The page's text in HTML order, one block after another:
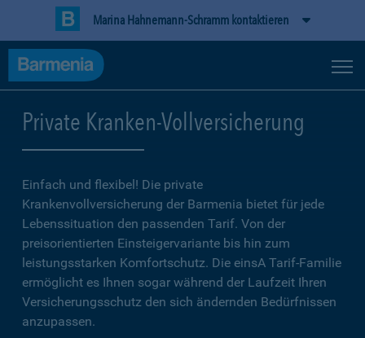
Marina Hahnemann-Schramm kontaktieren
Private Kranken-Vollversicherung
Einfach und flexibel! Die private
Krankenvollversicherung der Barmenia bietet für jede
Lebenssituation den passenden Tarif. Von der
preisorientierten Einsteigervariante bis hin zum
leistungsstarken Komfortschutz. Die einsA Tarif-Familie
ermöglicht es Ihnen sogar während der Laufzeit Ihren
Versicherungsschutz den sich ändernden Bedürfnissen
anzupassen.